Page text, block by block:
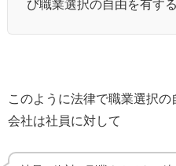
び職業選択の自由を有する
このように法律で職業選択の
会社は社員に対して